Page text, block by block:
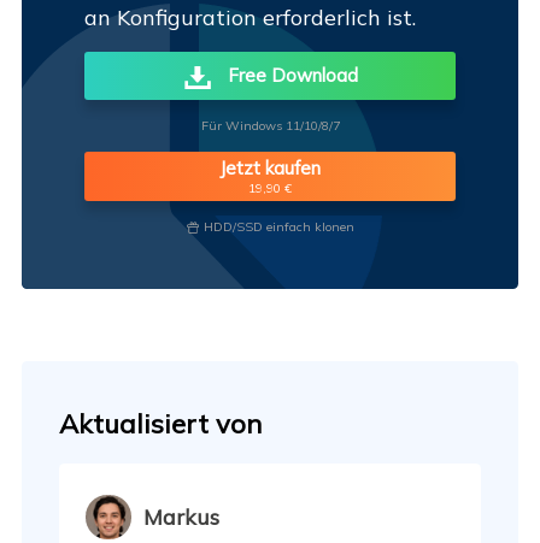
an Konfiguration erforderlich ist.
Free Download
Für Windows 11/10/8/7
Jetzt kaufen
19,90 €
 HDD/SSD einfach klonen
Aktualisiert von
Markus